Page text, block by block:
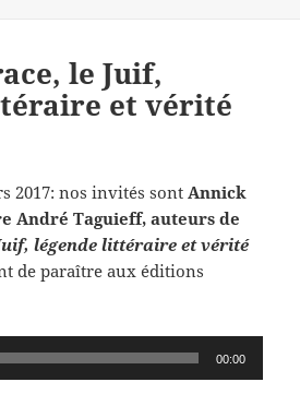
le Juif,
et vérité
2017: nos invités sont Annick
André Taguieff, auteurs de
légende littéraire et vérité
de paraître aux éditions
00:00